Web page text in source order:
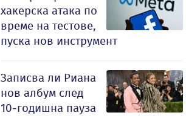
хакерска атака по
време на тестове,
пуска нов инструмент
Записва ли Риана
нов албум след
10-годишна пауза